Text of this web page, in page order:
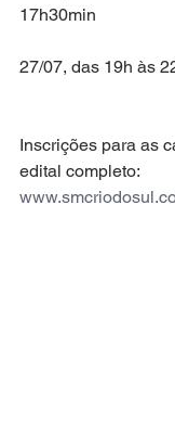
17h30min
27/07, das 19h às
Inscrições para as
edital completo: